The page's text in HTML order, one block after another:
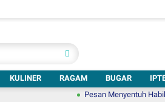
KULINER RAGAM BUGAR
Pesan Menyentuh Habib Syech